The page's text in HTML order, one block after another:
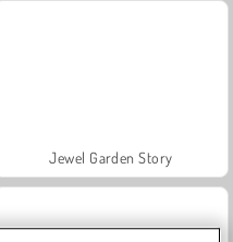
Jewel Garden Story